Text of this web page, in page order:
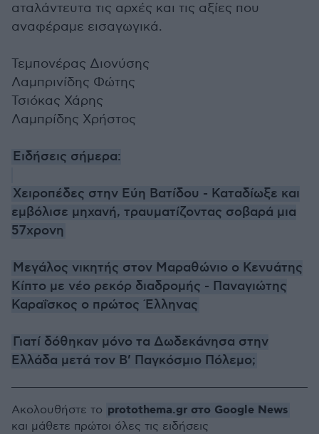
αταλάντευτα τις αρχές και τις αξίες που
αναφέραμε εισαγωγικά.
Τεμπονέρας Διονύσης
Λαμπρινίδης Φώτης
Τσιόκας Χάρης
Λαμπρίδης Χρήστος
Ειδήσεις σήμερα:
Χειροπέδες στην Εύη Βατίδου - Καταδίωξε και
εμβόλισε μηχανή, τραυματίζοντας σοβαρά μια
57χρονη
Μεγάλος νικητής στον Μαραθώνιο ο Κενυάτης
Κίπτο με νέο ρεκόρ διαδρομής - Παναγιώτης
Καραΐσκος ο πρώτος Έλληνας
Γιατί δόθηκαν μόνο τα Δωδεκάνησα στην
Ελλάδα μετά τον Β’ Παγκόσμιο Πόλεμο;
Ακολουθήστε το protothema.gr στο Google News
και μάθετε πρώτοι όλες τις ειδήσεις